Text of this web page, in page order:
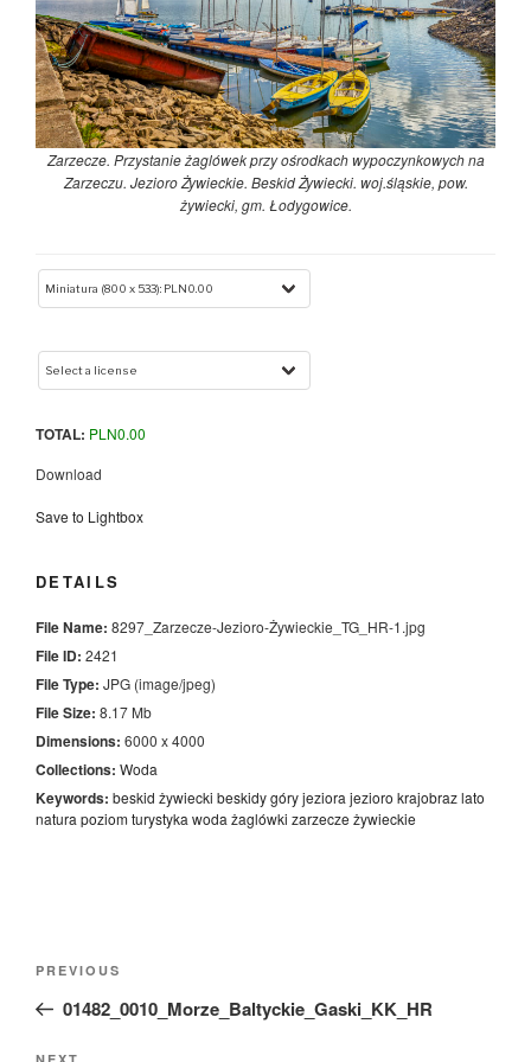
Zarzecze. Przystanie żaglówek przy ośrodkach wypoczynkowych na
Zarzeczu. Jezioro Żywieckie. Beskid Żywiecki. woj.śląskie, pow.
żywiecki, gm. Łodygowice.
TOTAL: PLN0.00
Download
Save to Lightbox
DETAILS
File Name: 8297_Zarzecze-Jezioro-Żywieckie_TG_HR-1.jpg
File ID: 2421
File Type: JPG (image/jpeg)
File Size: 8.17 Mb
Dimensions: 6000 x 4000
Collections: Woda
Keywords: beskid żywiecki beskidygóryjeziora jezioro krajobrazlato
natura poziomturystyka woda żaglówki zarzecze żywieckie
Previous
Post
PREVIOUS
01482_0010_Morze_Baltyckie_Gaski_KK_HR